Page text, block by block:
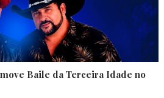
Baile da Terceira Idade no